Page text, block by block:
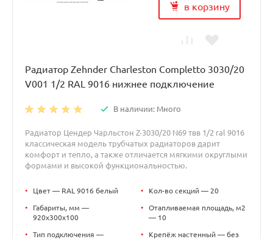
в корзину
Радиатор Zehnder Charleston Completto 3030/20
V001 1/2 RAL 9016 нижнее подключение
В наличии: Много
Радиатор Цендер Чарльстон Z-3030/20 N69 твв 1/2 ral 9016
классическая модель трубчатых радиаторов дарит
комфорт и тепло, а также отличается мягкими округлыми
формами и высокой функциональностью.
• Цвет — RAL 9016 белый
•
Габариты, мм —
920x300x100
•
Тип подключения —
• Кол-во секций — 20
•
Отапливаемая площадь, м2
— 10
•
Крепёж настенный — без